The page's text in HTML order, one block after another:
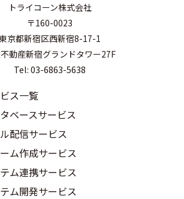
トライコーン株式会社
〒160-0023
京都新宿区西新宿8-17-1
動産新宿グランドタワー27F
Tel: 03-6863-5638
ス一覧
ベースサービス
配信サービス
ム作成サービス
ム連携サービス
ム開発サービス